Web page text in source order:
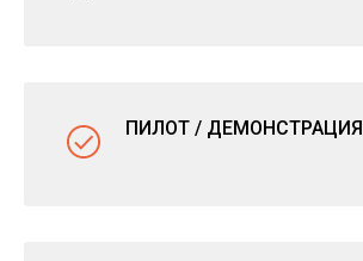
ПИЛОТ / ДЕМОНСТРАЦИЯ